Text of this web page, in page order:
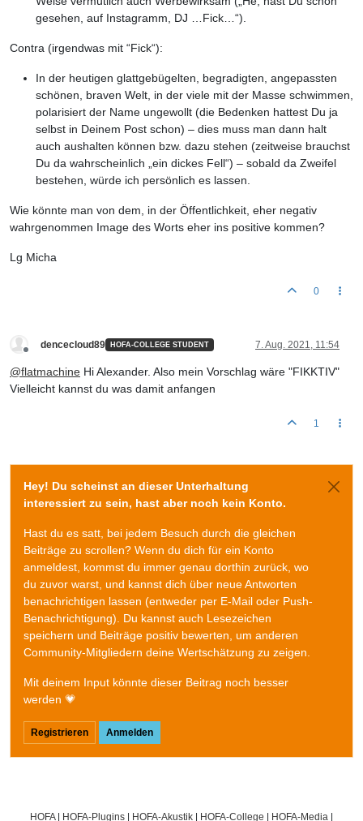
gesehen, auf Instagramm, DJ …Fick…“).
Contra (irgendwas mit “Fick“):
In der heutigen glattgebügelten, begradigten, angepassten
schönen, braven Welt, in der viele mit der Masse schwimmen,
polarisiert der Name ungewollt (die Bedenken hattest Du ja
selbst in Deinem Post schon) – dies muss man dann halt
auch aushalten können bzw. dazu stehen (zeitweise brauchst
Du da wahrscheinlich „ein dickes Fell“) – sobald da Zweifel
bestehen, würde ich persönlich es lassen.
Wie könnte man von dem, in der Öffentlichkeit, eher negativ
wahrgenommen Image des Worts eher ins positive kommen?
Lg Micha
0
dencecloud89 HOFA-COLLEGE STUDENT 7. Aug. 2021, 11:54
@flatmachine Hi Alexander. Also mein Vorschlag wäre "FIKKTIV"
Vielleicht kannst du was damit anfangen
1
Hey! Du scheinst an dieser Unterhaltung
interessiert zu sein, hast aber noch kein Konto.
Hast du es satt, bei jedem Besuch durch die gleichen
Beiträge zu scrollen? Wenn du dich für ein Konto
anmeldest, kommst du immer genau dorthin zurück, wo
du zuvor warst, und kannst dich über neue Antworten
benachrichtigen lassen (entweder per E-Mail oder Push-
Benachrichtigung). Du kannst auch Lesezeichen
speichern und Beiträge positiv bewerten, um anderen
Community-Mitgliedern deine Wertschätzung zu zeigen.
Mit deinem Input könnte dieser Beitrag noch besser
werden 💗
Registrieren Anmelden
HOFA| HOFA-Plugins | HOFA-Akustik | HOFA-College | HOFA-Media |